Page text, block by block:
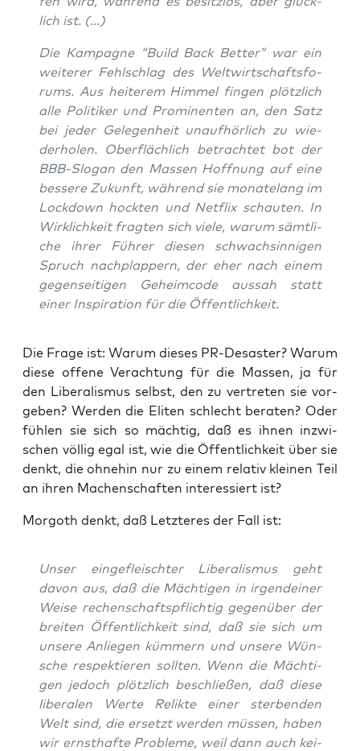
lich ist. (…)
Die Kam­pa­gne “Build Back Bet­ter” war ein
wei­te­rer Fehl­schlag des Welt­wirt­schafts­fo­
rums. Aus hei­te­rem Him­mel fin­gen plötz­lich
alle Poli­ti­ker und Pro­mi­nen­ten an, den Satz
bei jeder Gele­gen­heit unauf­hör­lich zu wie­
der­ho­len. Ober­fläch­lich betrach­tet bot der
BBB-Slo­gan den Mas­sen Hoff­nung auf eine
bes­se­re Zukunft, wäh­rend sie mona­te­lang im
Lock­down hock­ten und Net­flix schau­ten. In
Wirk­lich­keit frag­ten sich vie­le, war­um sämt­li­
che ihrer Füh­rer die­sen schwach­sin­ni­gen
Spruch nach­plap­pern, der eher nach einem
gegen­sei­ti­gen Geheim­code aus­sah statt
einer Inspi­ra­ti­on für die Öffentlichkeit.
Die Fra­ge ist: War­um die­ses PR-Desas­ter? War­um
die­se offe­ne Ver­ach­tung für die Mas­sen, ja für
den Libe­ra­lis­mus selbst, den zu ver­tre­ten sie vor­
ge­ben? Wer­den die Eli­ten schlecht bera­ten? Oder
füh­len sie sich so mäch­tig, daß es ihnen inzwi­
schen völ­lig egal ist, wie die Öffent­lich­keit über sie
denkt, die ohne­hin nur zu einem rela­tiv klei­nen Teil
an ihren Machen­schaf­ten inter­es­siert ist?
Mor­goth denkt, daß Letz­te­res der Fall ist:
Unser ein­ge­fleisch­ter Libe­ra­lis­mus geht
davon aus, daß die Mäch­ti­gen in irgend­ei­ner
Wei­se rechen­schafts­pflich­tig gegen­über der
brei­ten Öffent­lich­keit sind, daß sie sich um
unse­re Anlie­gen küm­mern und unse­re Wün­
sche respek­tie­ren soll­ten. Wenn die Mäch­ti­
gen jedoch plötz­lich beschlie­ßen, daß die­se
libe­ra­len Wer­te Relik­te einer ster­ben­den
Welt sind, die ersetzt wer­den müs­sen, haben
wir ernst­haf­te Pro­ble­me, weil dann auch kei­